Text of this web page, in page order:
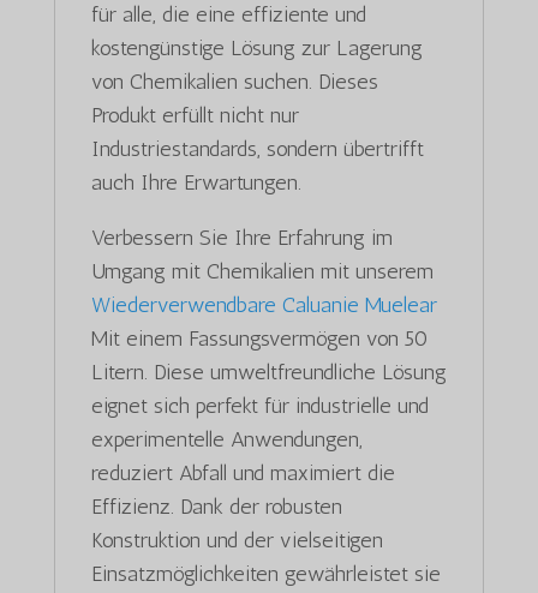
für alle, die eine effiziente und
kostengünstige Lösung zur Lagerung
von Chemikalien suchen. Dieses
Produkt erfüllt nicht nur
Industriestandards, sondern übertrifft
auch Ihre Erwartungen.
Verbessern Sie Ihre Erfahrung im
Umgang mit Chemikalien mit unserem
Wiederverwendbare Caluanie Muelear
Mit einem Fassungsvermögen von 50
Litern. Diese umweltfreundliche Lösung
eignet sich perfekt für industrielle und
experimentelle Anwendungen,
reduziert Abfall und maximiert die
Effizienz. Dank der robusten
Konstruktion und der vielseitigen
Einsatzmöglichkeiten gewährleistet sie